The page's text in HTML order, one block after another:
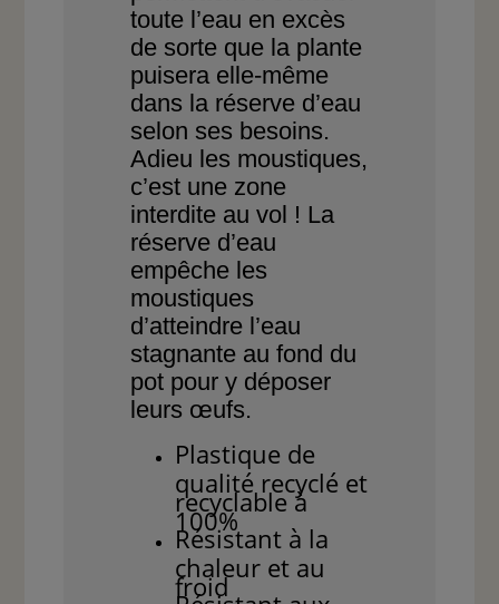
toute l’eau en excès
de sorte que la plante
puisera elle-même
dans la réserve d’eau
selonses besoins.
Adieu les moustiques,
c’est une zone
interdite au vol ! La
réserve d’eau
empêche les
moustiques
d’atteindre l’eau
stagnante au fond du
pot pour y déposer
leurs œufs.
Plastique de
qualité recyclé et
recyclable à
100%
Résistant à la
chaleur et au
froid